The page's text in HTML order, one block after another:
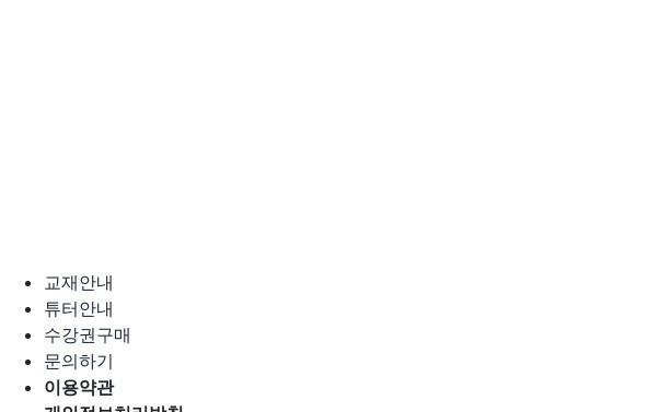
교재안내
튜터안내
수강권구매
문의하기
이용약관